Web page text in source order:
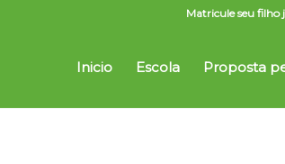
Matricule seu filho
Inicio Escola Proposta